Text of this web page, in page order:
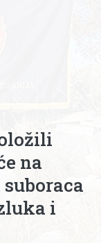
na
i